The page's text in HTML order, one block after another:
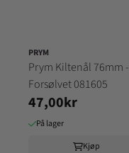
PRYM
Prym Kiltenål 76mm -
Forsølvet 081605
47,00kr
På lager
Kjøp